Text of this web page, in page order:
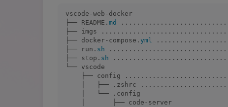
vscode-web-docker
├── README. md ...........................
├── imgs ................................
├── docker-compose. yml ..................
├── run. sh ..............................
├── stop. sh .............................
└── vscode
    ├── config ..........................
    │   ├── .zshrc ......................
    │   └── .config
    │       ├── code-server